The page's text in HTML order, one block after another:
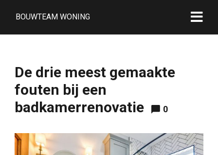
BOUWTEAM WONING
De drie meest gemaakte
fouten bij een
badkamerrenovatie
0